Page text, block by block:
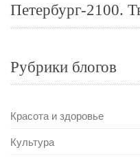
Петербург-2100.
Рубрики блогов
Красота и здоровье
Культура